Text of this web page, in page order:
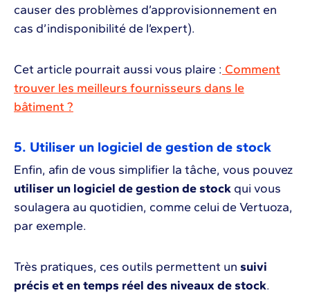
causer des problèmes d’approvisionnement en
cas d’indisponibilité de l’expert).
Cet article pourrait aussi vous plaire : Comment
trouver les meilleurs fournisseurs dans le
bâtiment ?
5. Utiliser un logiciel de gestion de stock
Enfin, afin de vous simplifier la tâche, vous pouvez
utiliser un logiciel de gestion de stock qui vous
soulagera au quotidien, comme celui de Vertuoza,
par exemple.
Très pratiques, ces outils permettent un suivi
précis et en temps réel des niveaux de stock.